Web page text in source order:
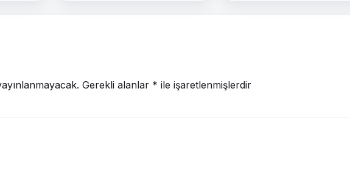
Gerekli alanlar * ile işaretlenmişlerdir